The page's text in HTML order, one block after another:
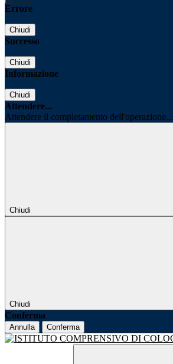
Errore
Chiudi
Successo
Chiudi
Informazione
Chiudi
Attendere...
Attendere il completamento dell'operazione...
Chiudi
Chiudi
Conferma
Annulla Conferma